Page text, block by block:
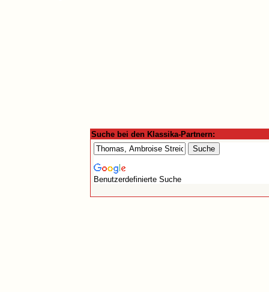
Suche bei den Klassika-Partnern:
Benutzerdefinierte Suche